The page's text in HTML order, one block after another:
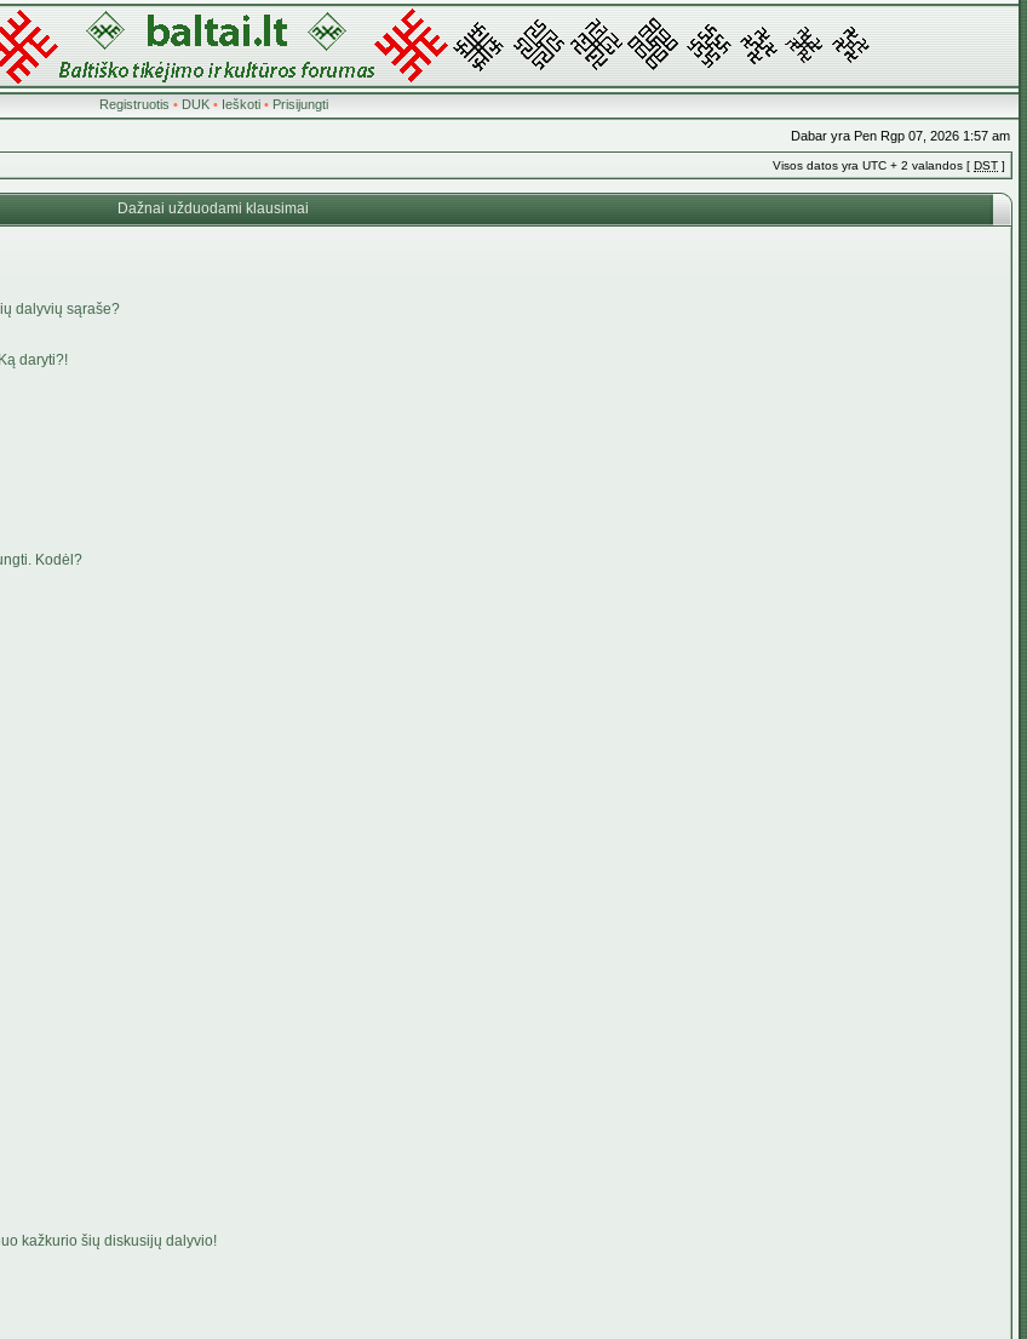
Registruotis • DUK• Ieškoti• Prisijungti
Dabar yra Pen Rgp 07, 2026 1:57 am
Visos datos yra UTC + 2 valandos [ DST ]
Dažnai užduodami klausimai
dalyvių sąraše?
daryti?!
Kodėl?
kažkurio šių diskusijų dalyvio!